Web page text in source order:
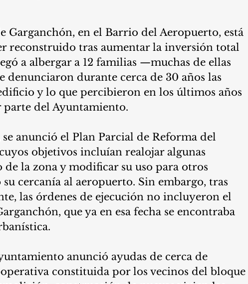
Garganchón, en el Barrio del Aeropuerto, está
reconstruido tras aumentar la inversión total
a albergar a 12 familias —muchas de ellas
denunciaron durante cerca de 30 años las
y lo que percibieron en los últimos años
del Ayuntamiento.
anunció el Plan Parcial de Reforma del
objetivos incluían realojar algunas
de la zona y modificar su uso para otros
cercanía al aeropuerto. Sin embargo, tras
las órdenes de ejecución no incluyeron el
que ya en esa fecha se encontraba
anunció ayudas de cerca de
constituida por los vecinos del bloque